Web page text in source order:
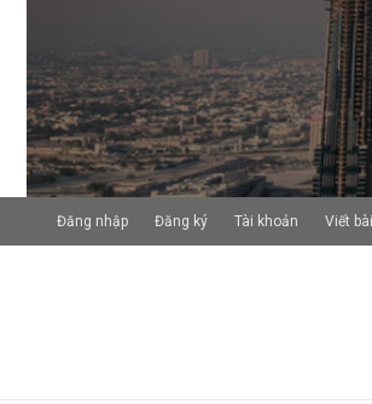
Đăng nhập Đăng ký Tài khoản Viết bài